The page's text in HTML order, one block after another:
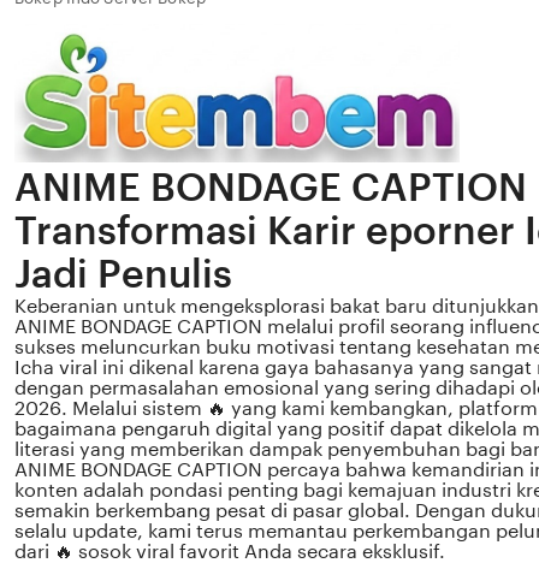
ANIME BONDAGE CAPTION
Transformasi Karir eporner
Jadi Penulis
Keberanian untuk mengeksplorasi bakat baru
ANIME BONDAGE CAPTION melalui profil seorang
sukses meluncurkan buku motivasi tentang kesehatan
Icha viral ini dikenal karena gaya bahasanya yang
dengan permasalahan emosional yang sering dihadapi
2026. Melalui sistem 🔥 yang kami kembangkan,
bagaimana pengaruh digital yang positif dapat dikelola
literasi yang memberikan dampak penyembuhan bagi
ANIME BONDAGE CAPTION percaya bahwa
konten adalah pondasi penting bagi kemajuan industri
semakin berkembang pesat di pasar global. Dengan
selalu update, kami terus memantau perkembangan
dari 🔥 sosok viral favorit Anda secara eksklusif.